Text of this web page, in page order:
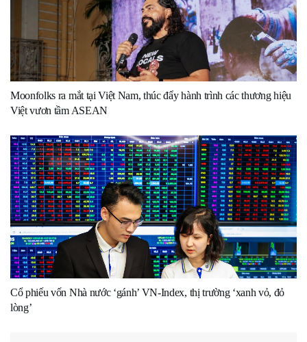
Moonfolks ra mắt tại Việt Nam, thúc đẩy hành trình các thương hiệu
Việt vươn tầm ASEAN
Cổ phiếu vốn Nhà nước ‘gánh’ VN-Index, thị trường ‘xanh vỏ, đỏ
lòng’